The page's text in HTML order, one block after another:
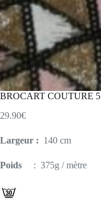
BROCART COUTURE 5
29.90€
Largeur : 140 cm
Poids : 375g / mètre